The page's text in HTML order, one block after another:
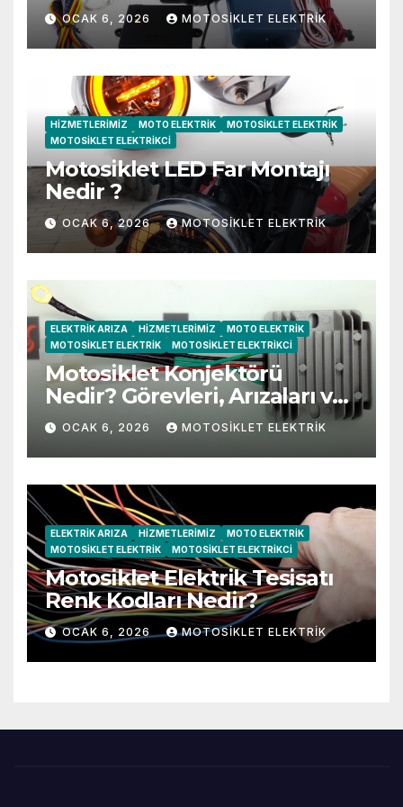
OCAK 6, 2026 MOTOSIKLET ELEKTRIK
HIZMETLERIMIZ MOTO ELEKTRIK
MOTOSIKLET ELEKTRIK
MOTOSIKLET ELEKTRIKCI
Motosiklet LED Far Montajı
Nedir ?
OCAK 6, 2026 MOTOSIKLET ELEKTRIK
ELEKTRIK ARIZA HIZMETLERIMIZ
MOTO ELEKTRIK
MOTOSIKLET ELEKTRIK
MOTOSIKLET ELEKTRIKCI
Motosiklet Konjektörü
Nedir? Görevleri, Arızaları ve
Belirtileri
OCAK 6, 2026 MOTOSIKLET ELEKTRIK
ELEKTRIK ARIZA HIZMETLERIMIZ
MOTO ELEKTRIK
MOTOSIKLET ELEKTRIK
MOTOSIKLET ELEKTRIKCI
Motosiklet Elektrik Tesisatı
Renk Kodları Nedir?
OCAK 6, 2026 MOTOSIKLET ELEKTRIK